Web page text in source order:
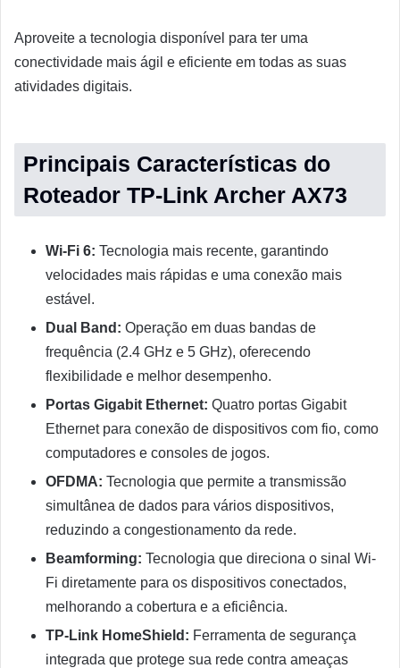
Aproveite a tecnologia disponível para ter uma
conectividade mais ágil e eficiente em todas as suas
atividades digitais.
Principais Características do
Roteador TP-Link Archer AX73
Wi-Fi 6: Tecnologia mais recente, garantindo
velocidades mais rápidas e uma conexão mais
estável.
Dual Band: Operação em duas bandas de
frequência (2.4 GHz e 5 GHz), oferecendo
flexibilidade e melhor desempenho.
Portas Gigabit Ethernet: Quatro portas Gigabit
Ethernet para conexão de dispositivos com fio, como
computadores e consoles de jogos.
OFDMA: Tecnologia que permite a transmissão
simultânea de dados para vários dispositivos,
reduzindo a congestionamento da rede.
Beamforming: Tecnologia que direciona o sinal Wi-
Fi diretamente para os dispositivos conectados,
melhorando a cobertura e a eficiência.
TP-Link HomeShield: Ferramenta de segurança
integrada que protege sua rede contra ameaças